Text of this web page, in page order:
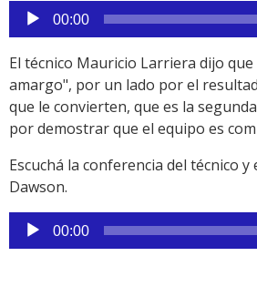
Reproductor
de
audio
00:00
El técnico Mauricio Larriera dijo
amargo", por un lado por el
que le convierten, que es la
por demostrar que el equipo es
Escuchá la conferencia del técnico
Dawson.
Reproductor
de
00:00